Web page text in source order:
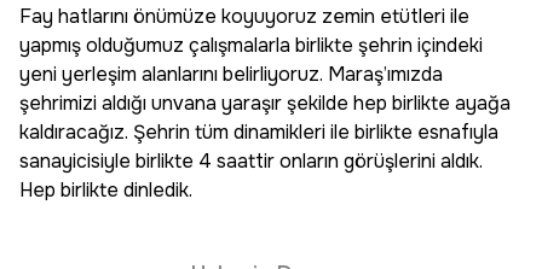
Fay hatlarını önümüze koyuyoruz zemin etütleri ile
yapmış olduğumuz çalışmalarla birlikte şehrin içindeki
yeni yerleşim alanlarını belirliyoruz. Maraş’ımızda
şehrimizi aldığı unvana yaraşır şekilde hep birlikte ayağa
kaldıracağız. Şehrin tüm dinamikleri ile birlikte esnafıyla
sanayicisiyle birlikte 4 saattir onların görüşlerini aldık.
Hep birlikte dinledik.